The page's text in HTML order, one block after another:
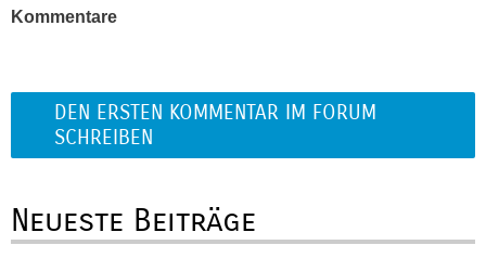
Kommentare
DEN ERSTEN KOMMENTAR IM FORUM
SCHREIBEN
Neueste Beiträge